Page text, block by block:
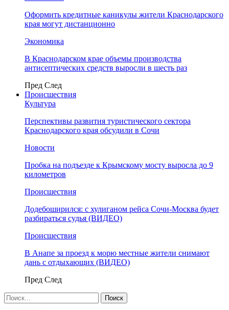
Оформить кредитные каникулы жители Краснодарского
края могут дистанционно
Экономика
В Краснодарском крае объемы производства
антисептических средств выросли в шесть раз
Пред След
Происшествия
Культура
Перспективы развития туристического сектора
Краснодарского края обсудили в Сочи
Новости
Пробка на подъезде к Крымскому мосту выросла до 9
километров
Происшествия
Додебоширился: с хулиганом рейса Сочи-Москва будет
разбираться судья (ВИДЕО)
Происшествия
В Анапе за проезд к морю местные жители снимают
дань с отдыхающих (ВИДЕО)
Пред След